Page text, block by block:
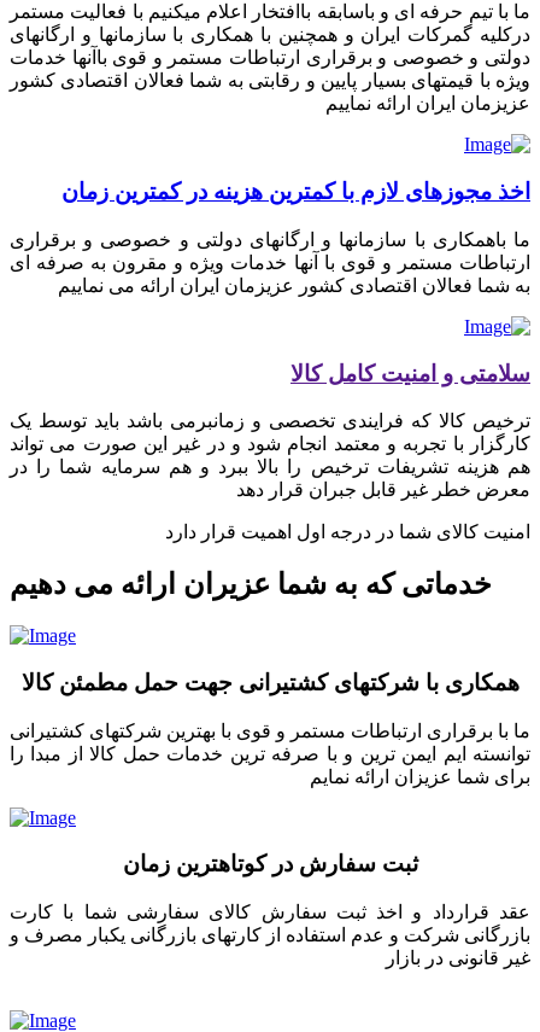
ما با تیم حرفه ای و باسابقه باافتخار اعلام میکنیم با فعالیت مستمر
درکلیه گمرکات ایران و همچنین با همکاری با سازمانها و ارگانهای
دولتی و خصوصی و برقراری ارتباطات مستمر و قوی باآنها خدمات
ویژه با قیمتهای بسیار پایین و رقابتی به شما فعالان اقتصادی کشور
عزیزمان ایران ارائه نماییم
اخذ مجوزهای لازم با کمترین هزینه در کمترین زمان
ما باهمکاری با سازمانها و ارگانهای دولتی و خصوصی و برقراری
ارتباطات مستمر و قوی با آنها خدمات ویژه و مقرون به صرفه ای
به شما فعالان اقتصادی کشور عزیزمان ایران ارائه می نماییم
سلامتی و امنیت کامل کالا
ترخیص کالا که فرایندی تخصصی و زمانبرمی باشد باید توسط یک
کارگزار با تجربه و معتمد انجام شود و در غیر این صورت می تواند
هم هزینه تشریفات ترخیص را بالا ببرد و هم سرمایه شما را در
معرض خطر غیر قابل جبران قرار دهد
امنیت کالای شما در درجه اول اهمیت قرار دارد
خدماتی که به شما عزیران ارائه می دهیم
همکاری با شرکتهای کشتیرانی جهت حمل مطمئن کالا
ما با برقراری ارتباطات مستمر و قوی با بهترین شرکتهای کشتیرانی
توانسته ایم ایمن ترین و با صرفه ترین خدمات حمل کالا از مبدا را
برای شما عزیزان ارائه نمایم
ثبت سفارش در کوتاهترین زمان
عقد قرارداد و اخذ ثبت سفارش کالای سفارشی شما با کارت
بازرگانی شرکت و عدم استفاده از کارتهای بازرگانی یکبار مصرف و
غیر قانونی در بازار